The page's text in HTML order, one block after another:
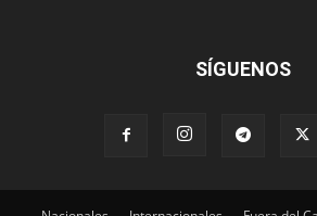
SÍGUENOS